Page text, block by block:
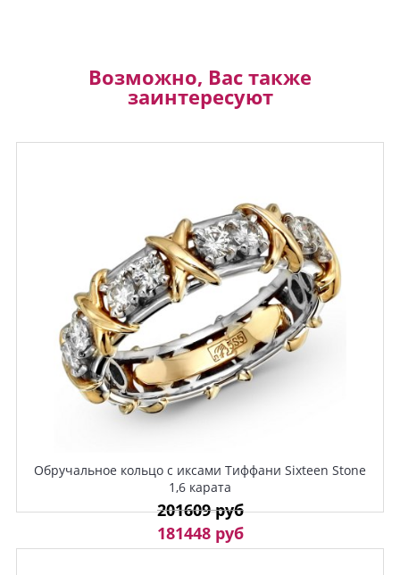
Возможно, Вас также
заинтересуют
Обручальное кольцо с иксами Тиффани Sixteen Stone
1,6 карата
201609 руб
181448 руб